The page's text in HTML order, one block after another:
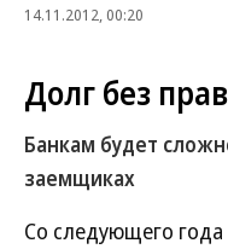
14.11.2012, 00:20
Долг без
Банкам будет
заемщиках
Со следующего года